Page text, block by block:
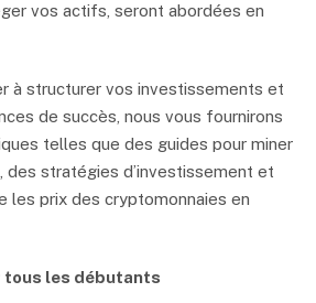
vos actifs, seront abordées en
à structurer vos investissements et
de succès, nous vous fournirons
telles que des guides pour miner
des stratégies d’investissement et
les prix des cryptomonnaies en
tous les débutants